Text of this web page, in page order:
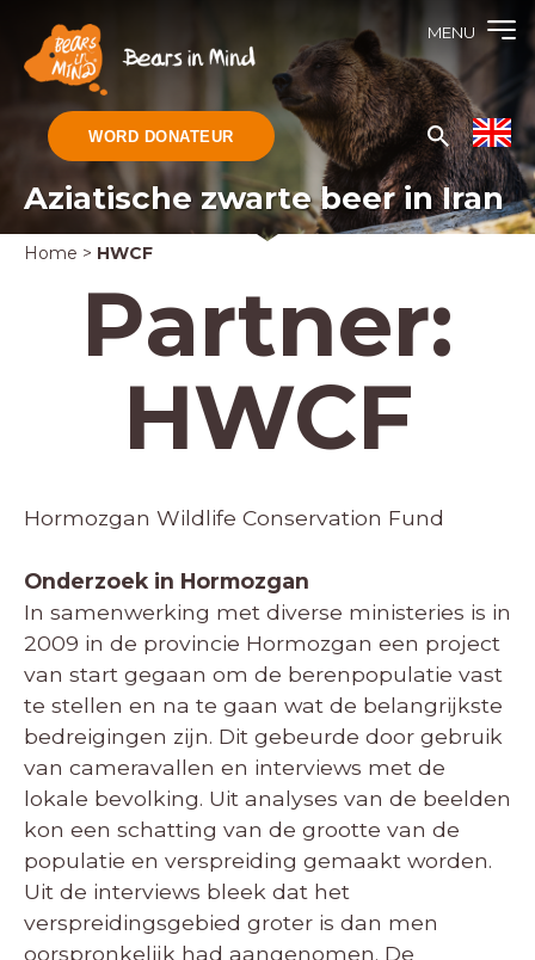
MENU
WORD DONATEUR
Aziatische zwarte beer in Iran
Home > HWCF
Partner:
HWCF
Hormozgan Wildlife Conservation Fund
Onderzoek in Hormozgan
In samenwerking met diverse ministeries is in
2009 in de provincie Hormozgan een project
van start gegaan om de berenpopulatie vast
te stellen en na te gaan wat de belangrijkste
bedreigingen zijn. Dit gebeurde door gebruik
van cameravallen en interviews met de
lokale bevolking. Uit analyses van de beelden
kon een schatting van de grootte van de
populatie en verspreiding gemaakt worden.
Uit de interviews bleek dat het
verspreidingsgebied groter is dan men
oorspronkelijk had aangenomen. De